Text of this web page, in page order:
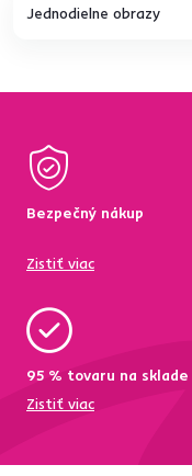
Jednodielne obrazy
Bezpečný nákup
Zistiť viac
95 % tovaru na sklade
Zistiť viac